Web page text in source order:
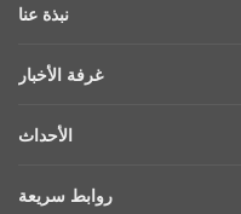
نبذة عنا
ملف الشركة
الأمن السيبراني
الاستدامة
غرفة الأخبار
المدونة
قصص النجاح
الأحداث
روابط سريعة